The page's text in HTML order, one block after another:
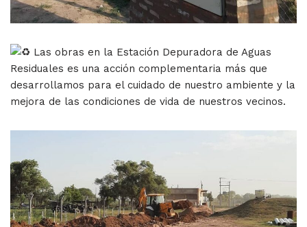
Las obras en la Estación Depuradora de Aguas
Residuales es una acción complementaria más que
desarrollamos para el cuidado de nuestro ambiente y la
mejora de las condiciones de vida de nuestros vecinos.